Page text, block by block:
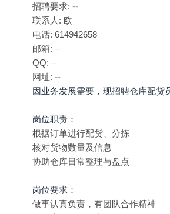
招聘要求: --
联系人: 欧
电话: 614942658
邮箱: --
QQ: --
网址: --
因业务发展需要，现招聘仓库配货
岗位职责：
根据订单进行配货、分拣
核对货物数量及信息
协助仓库日常整理与盘点
岗位要求：
做事认真负责，有团队合作精神